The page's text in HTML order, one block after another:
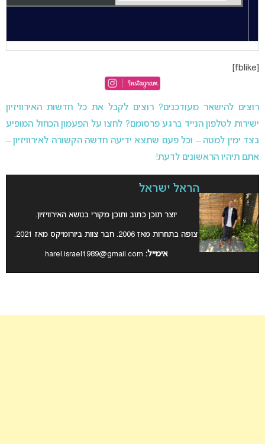
רוצים להישאר מעודכנים? רוצים לקבל את כל חדשות האירוויזיון
ישירות לטלפון הנייד ברגע פרסומם? לחצו על הפעמון הכחול המופיע
בצד ימין למטה – וכל פעם שתצא ידיעה חדשה הקשורה לאירוויזיון –
אתם תיהיו הראשונים לדעת!
הראל ישראל
יוצר תוכן כתוב ותוכן מקורי בנושא האירוויזיון.
צופה בתחרות מאז 2006. חבר צוות ביורומיקס מאז 2021.
אימייל: harel.israel1989@gmail.com